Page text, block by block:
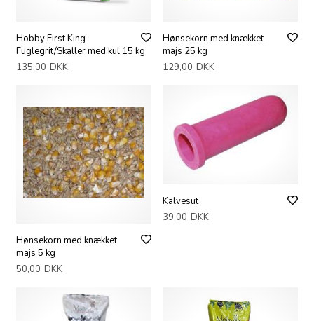
Hobby First King
Fuglegrit/Skaller med kul 15 kg
135,00 DKK
Hønsekorn med knækket
majs 25 kg
129,00 DKK
Hønsekorn med knækket
majs 5 kg
50,00 DKK
Kalvesut
39,00 DKK